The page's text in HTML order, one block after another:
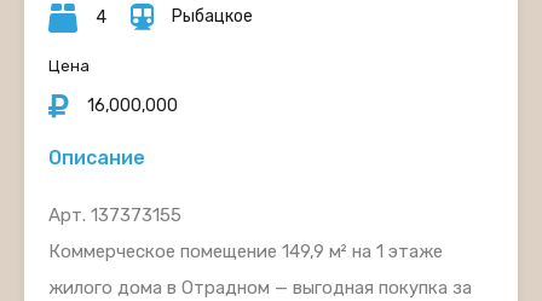
4 Рыбацкое
Цена
16,000,000
Описание
Арт. 137373155
Коммерческое помещение 149,9 м² на 1 этаже
жилого дома в Отрадном — выгодная покупка за